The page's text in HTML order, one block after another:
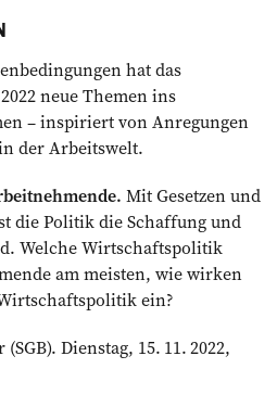
hat das
neue Themen ins
– in­spiriert von Anregungen
der Arbeitswelt.
Mit Gesetzen und
die Politik die Schaffung und
Welche Wirtschafts­politik
am meisten, wie wirken
ein?
Dienstag, 15. 11. 2022,